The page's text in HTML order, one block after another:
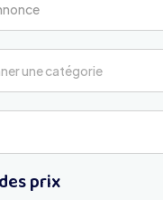
une catégorie
prix